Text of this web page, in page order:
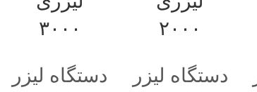
دستگاه لیزر
دستگاه لیزر